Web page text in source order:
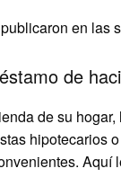
en las
de
de su
hipotecarios
Aquí